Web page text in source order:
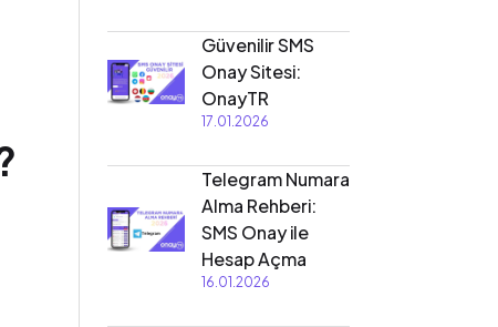
Güvenilir SMS
Onay Sitesi:
OnayTR
17.01.2026
Telegram Numara
Alma Rehberi:
SMS Onay ile
Hesap Açma
16.01.2026